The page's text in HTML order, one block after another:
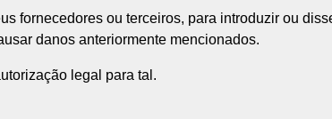
fornecedores ou terceiros, para introduzir ou
danos anteriormente mencionados.
legal para tal.